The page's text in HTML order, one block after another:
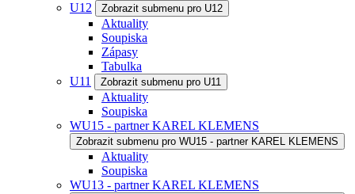
U12
Zobrazit submenu pro U12
Aktuality
Soupiska
Zápasy
Tabulka
U11
Zobrazit submenu pro U11
Aktuality
Soupiska
WU15 - partner KAREL KLEMENS
Zobrazit submenu pro WU15 - partner KAREL KLEMENS
Aktuality
Soupiska
WU13 - partner KAREL KLEMENS